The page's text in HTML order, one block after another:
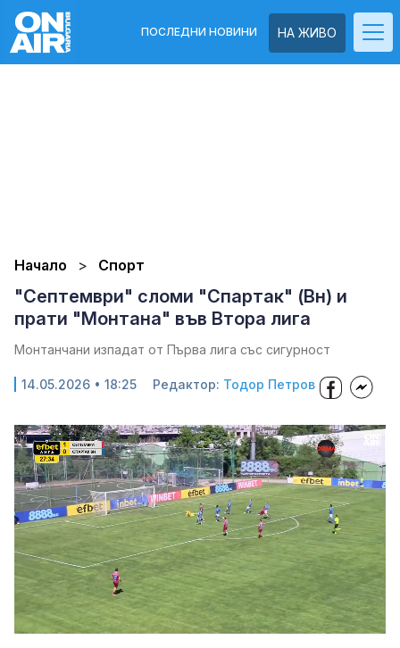
НА ЖИВО
ПОСЛЕДНИ НОВИНИ
Начало Спорт
"Септември" сломи "Спартак" (Вн) и
прати "Монтана" във Втора лига
Монтанчани изпадат от Първа лига със сигурност
14.05.2026 • 18:25 Редактор: Тодор Петров
Unmute Loaded
100.00%